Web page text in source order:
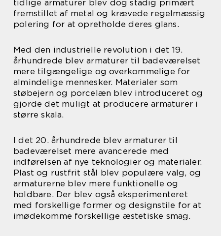
tidlige armaturer blev dog stadig primært
fremstillet af metal og krævede regelmæssig
polering for at opretholde deres glans.
Med den industrielle revolution i det 19.
århundrede blev armaturer til badeværelset
mere tilgængelige og overkommelige for
almindelige mennesker. Materialer som
støbejern og porcelæn blev introduceret og
gjorde det muligt at producere armaturer i
større skala.
I det 20. århundrede blev armaturer til
badeværelset mere avancerede med
indførelsen af nye teknologier og materialer.
Plast og rustfrit stål blev populære valg, og
armaturerne blev mere funktionelle og
holdbare. Der blev også eksperimenteret
med forskellige former og designstile for at
imødekomme forskellige æstetiske smag.